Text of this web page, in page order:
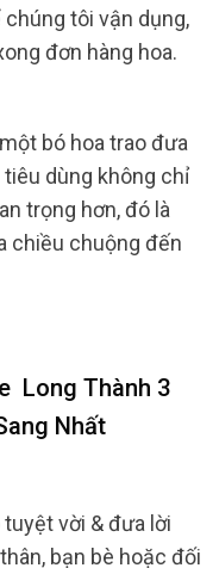
tôi vận dụng,
đơn hàng hoa.
bó hoa trao đưa
dùng không chỉ
trọng hơn, đó là
chiều chuộng đến
Long Thành 3
Nhất
vời & đưa lời
bạn bè hoặc đối